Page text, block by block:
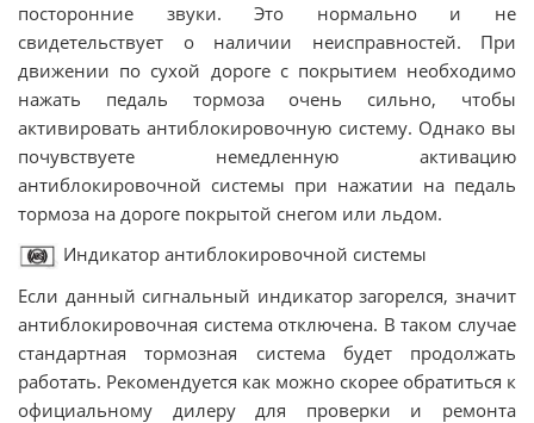
посторонние звуки. Это нормально и не
свидетельствует о наличии неисправностей. При
движении по сухой дороге с покрытием необходимо
нажать педаль тормоза очень сильно, чтобы
активировать антиблокировочную систему. Однако вы
почувствуете немедленную активацию
антиблокировочной системы при нажатии на педаль
тормоза на дороге покрытой снегом или льдом.
Индикатор антиблокировочной системы
Если данный сигнальный индикатор загорелся, значит
антиблокировочная система отключена. В таком случае
стандартная тормозная система будет продолжать
работать. Рекомендуется как можно скорее обратиться к
официальному дилеру для проверки и ремонта